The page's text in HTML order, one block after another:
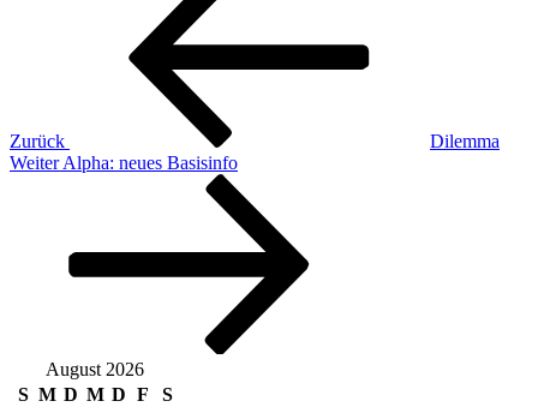
Zurück
Dilemma
Nächster
Weiter Alpha: neues Basisinfo
August 2026
S M D M D F
S